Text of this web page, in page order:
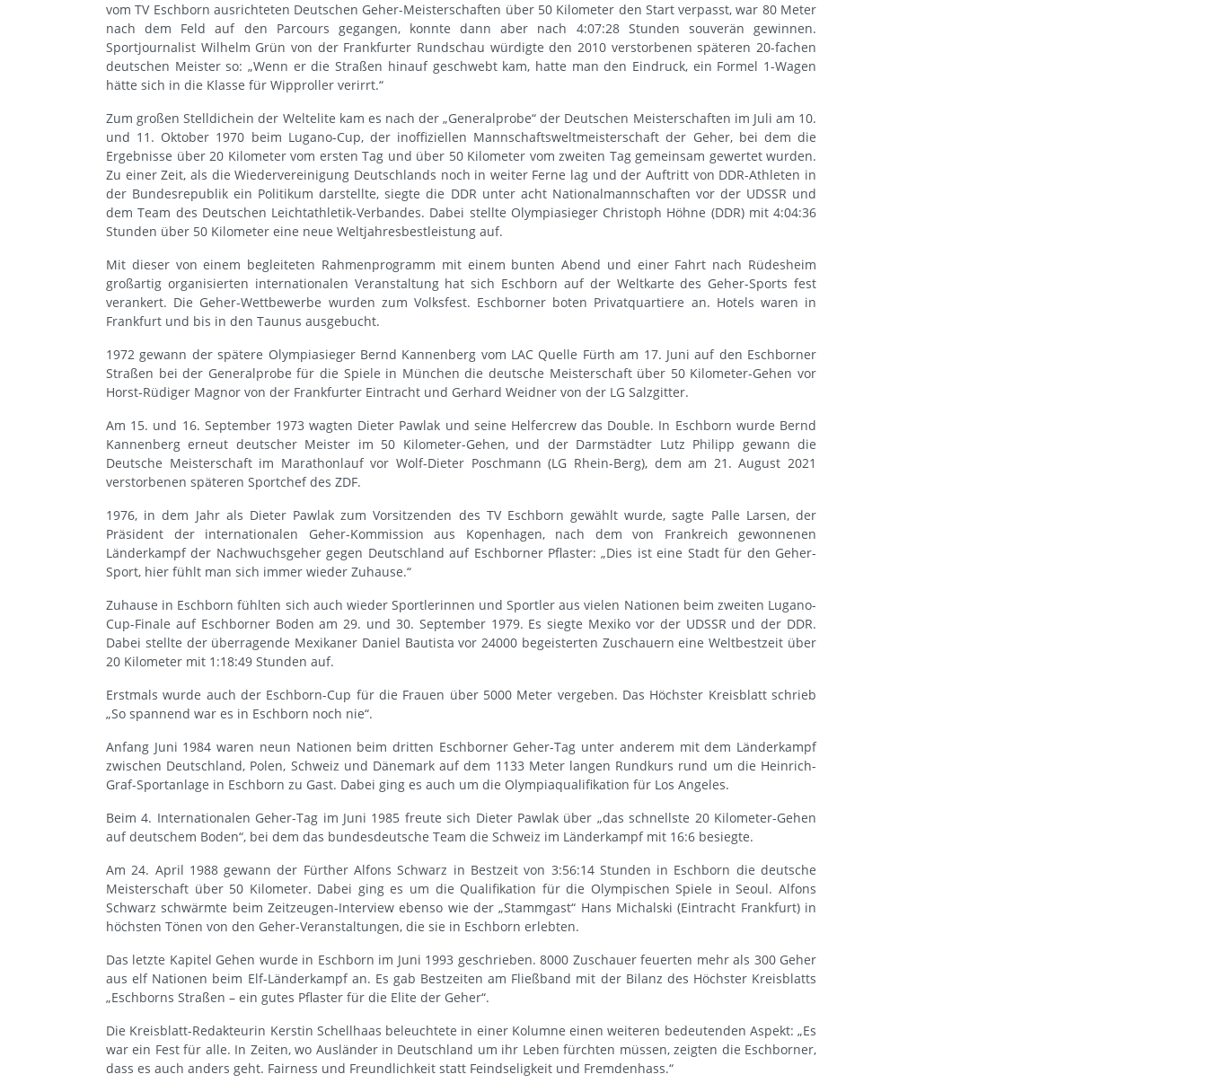
vom TV Eschborn ausrichteten Deutschen Geher-Meisterschaften über 50 Kilometer den Start verpasst, war 80 Meter
nach dem Feld auf den Parcours gegangen, konnte dann aber nach 4:07:28 Stunden souverän gewinnen.
Sportjournalist Wilhelm Grün von der Frankfurter Rundschau würdigte den 2010 verstorbenen späteren 20-fachen
deutschen Meister so: „Wenn er die Straßen hinauf geschwebt kam, hatte man den Eindruck, ein Formel 1-Wagen
hätte sich in die Klasse für Wipproller verirrt.“
Zum großen Stelldichein der Weltelite kam es nach der „Generalprobe“ der Deutschen Meisterschaften im Juli am 10.
und 11. Oktober 1970 beim Lugano-Cup, der inoffiziellen Mannschaftsweltmeisterschaft der Geher, bei dem die
Ergebnisse über 20 Kilometer vom ersten Tag und über 50 Kilometer vom zweiten Tag gemeinsam gewertet wurden.
Zu einer Zeit, als die Wiedervereinigung Deutschlands noch in weiter Ferne lag und der Auftritt von DDR-Athleten in
der Bundesrepublik ein Politikum darstellte, siegte die DDR unter acht Nationalmannschaften vor der UDSSR und
dem Team des Deutschen Leichtathletik-Verbandes. Dabei stellte Olympiasieger Christoph Höhne (DDR) mit 4:04:36
Stunden über 50 Kilometer eine neue Weltjahresbestleistung auf.
Mit dieser von einem begleiteten Rahmenprogramm mit einem bunten Abend und einer Fahrt nach Rüdesheim
großartig organisierten internationalen Veranstaltung hat sich Eschborn auf der Weltkarte des Geher-Sports fest
verankert. Die Geher-Wettbewerbe wurden zum Volksfest. Eschborner boten Privatquartiere an. Hotels waren in
Frankfurt und bis in den Taunus ausgebucht.
1972 gewann der spätere Olympiasieger Bernd Kannenberg vom LAC Quelle Fürth am 17. Juni auf den Eschborner
Straßen bei der Generalprobe für die Spiele in München die deutsche Meisterschaft über 50 Kilometer-Gehen vor
Horst-Rüdiger Magnor von der Frankfurter Eintracht und Gerhard Weidner von der LG Salzgitter.
Am 15. und 16. September 1973 wagten Dieter Pawlak und seine Helfercrew das Double. In Eschborn wurde Bernd
Kannenberg erneut deutscher Meister im 50 Kilometer-Gehen, und der Darmstädter Lutz Philipp gewann die
Deutsche Meisterschaft im Marathonlauf vor Wolf-Dieter Poschmann (LG Rhein-Berg), dem am 21. August 2021
verstorbenen späteren Sportchef des ZDF.
1976, in dem Jahr als Dieter Pawlak zum Vorsitzenden des TV Eschborn gewählt wurde, sagte Palle Larsen, der
Präsident der internationalen Geher-Kommission aus Kopenhagen, nach dem von Frankreich gewonnenen
Länderkampf der Nachwuchsgeher gegen Deutschland auf Eschborner Pflaster: „Dies ist eine Stadt für den Geher-
Sport, hier fühlt man sich immer wieder Zuhause.“
Zuhause in Eschborn fühlten sich auch wieder Sportlerinnen und Sportler aus vielen Nationen beim zweiten Lugano-
Cup-Finale auf Eschborner Boden am 29. und 30. September 1979. Es siegte Mexiko vor der UDSSR und der DDR.
Dabei stellte der überragende Mexikaner Daniel Bautista vor 24000 begeisterten Zuschauern eine Weltbestzeit über
20 Kilometer mit 1:18:49 Stunden auf.
Erstmals wurde auch der Eschborn-Cup für die Frauen über 5000 Meter vergeben. Das Höchster Kreisblatt schrieb
„So spannend war es in Eschborn noch nie“.
Anfang Juni 1984 waren neun Nationen beim dritten Eschborner Geher-Tag unter anderem mit dem Länderkampf
zwischen Deutschland, Polen, Schweiz und Dänemark auf dem 1133 Meter langen Rundkurs rund um die Heinrich-
Graf-Sportanlage in Eschborn zu Gast. Dabei ging es auch um die Olympiaqualifikation für Los Angeles.
Beim 4. Internationalen Geher-Tag im Juni 1985 freute sich Dieter Pawlak über „das schnellste 20 Kilometer-Gehen
auf deutschem Boden“, bei dem das bundesdeutsche Team die Schweiz im Länderkampf mit 16:6 besiegte.
Am 24. April 1988 gewann der Fürther Alfons Schwarz in Bestzeit von 3:56:14 Stunden in Eschborn die deutsche
Meisterschaft über 50 Kilometer. Dabei ging es um die Qualifikation für die Olympischen Spiele in Seoul. Alfons
Schwarz schwärmte beim Zeitzeugen-Interview ebenso wie der „Stammgast“ Hans Michalski (Eintracht Frankfurt) in
höchsten Tönen von den Geher-Veranstaltungen, die sie in Eschborn erlebten.
Das letzte Kapitel Gehen wurde in Eschborn im Juni 1993 geschrieben. 8000 Zuschauer feuerten mehr als 300 Geher
aus elf Nationen beim Elf-Länderkampf an. Es gab Bestzeiten am Fließband mit der Bilanz des Höchster Kreisblatts
„Eschborns Straßen – ein gutes Pflaster für die Elite der Geher“.
Die Kreisblatt-Redakteurin Kerstin Schellhaas beleuchtete in einer Kolumne einen weiteren bedeutenden Aspekt: „Es
war ein Fest für alle. In Zeiten, wo Ausländer in Deutschland um ihr Leben fürchten müssen, zeigten die Eschborner,
dass es auch anders geht. Fairness und Freundlichkeit statt Feindseligkeit und Fremdenhass.“